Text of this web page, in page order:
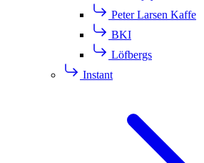
Peter Larsen Kaffe
BKI
Löfbergs
Instant